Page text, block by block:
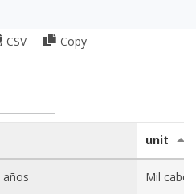
CSV
Copy
unit
Mil